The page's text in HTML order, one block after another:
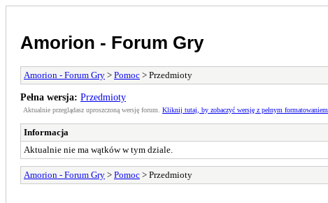
Amorion - Forum Gry
Amorion - Forum Gry > Pomoc > Przedmioty
Pełna wersja: Przedmioty
Aktualnie przeglądasz uproszczoną wersję forum. Kliknij tutaj, by zobaczyć wersję z pełnym formatowaniem
Informacja
Aktualnie nie ma wątków w tym dziale.
Amorion - Forum Gry > Pomoc > Przedmioty